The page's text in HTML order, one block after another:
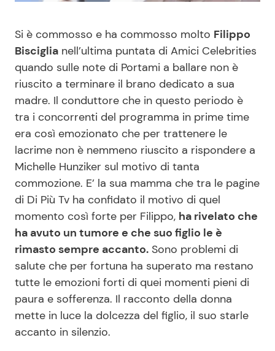
Mondo Mamma
News benessere
Salute
Viaggi e Turismo
Festività
Le Ricette in TV
Primi Piatti
Ricette Facili e Veloci
Ricette Feste
Ricette per Bambini
Seguici
Info
Si è commosso e ha commosso molto Filippo
Bisciglia nell’ultima puntata di Amici Celebrities
quando sulle note di Portami a ballare non è
riuscito a terminare il brano dedicato a sua
madre. Il conduttore che in questo periodo è
tra i concorrenti del programma in prime time
era così emozionato che per trattenere le
lacrime non è nemmeno riuscito a rispondere a
Michelle Hunziker sul motivo di tanta
commozione. E’ la sua mamma che tra le pagine
di Di Più Tv ha confidato il motivo di quel
momento così forte per Filippo, ha rivelato che
ha avuto un tumore e che suo figlio le è
rimasto sempre accanto. Sono problemi di
salute che per fortuna ha superato ma restano
tutte le emozioni forti di quei momenti pieni di
paura e sofferenza. Il racconto della donna
mette in luce la dolcezza del figlio, il suo starle
accanto in silenzio.